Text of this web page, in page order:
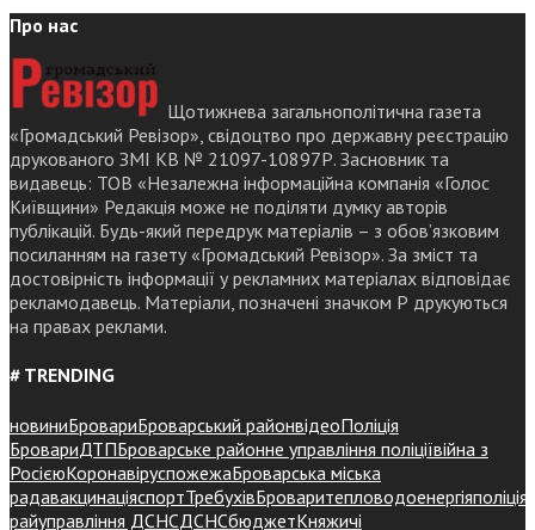
Про нас
Щотижнева загальнополітична газета
«Громадський Ревізор», свідоцтво про державну реєстрацію
друкованого ЗМІ КВ № 21097-10897Р. Засновник та
видавець: ТОВ «Незалежна інформаційна компанія «Голос
Київщини» Редакція може не поділяти думку авторів
публікацій. Будь-який передрук матеріалів – з обов’язковим
посиланням на газету «Громадський Ревізор». За зміст та
достовірність інформації у рекламних матеріалах відповідає
рекламодавець. Матеріали, позначені значком Р друкуються
на правах реклами.
# TRENDING
новиниБровариБроварський районвідеоПоліція
БровариДТПБроварське районне управління поліціївійна з
РосієюКоронавіруспожежаБроварська міська
радавакцинаціяспортТребухівБроваритепловодоенергіяполіція
райуправління ДСНСДСНСбюджетКняжичі